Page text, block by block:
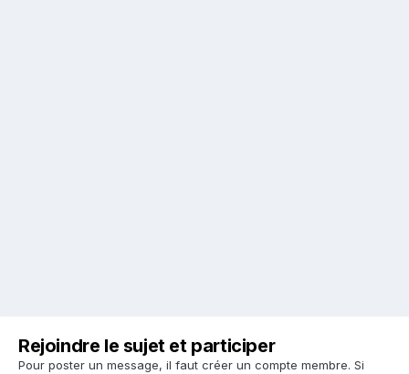
Rejoindre le sujet et participer
Pour poster un message, il faut créer un compte membre. Si